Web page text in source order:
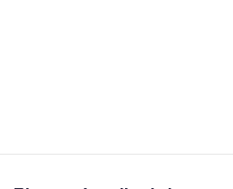
pedra, tijolo, madeira e